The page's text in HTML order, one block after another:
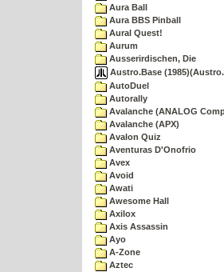
Aura Ball
Aura BBS Pinball
Aural Quest!
Aurum
Ausserirdischen, Die
Austro.Base
AutoDuel
Autorally
Avalanche (ANALOG
Avalanche (APX)
Avalon Quiz
Aventuras D'Onofrio
Avex
Avoid
Awati
Awesome Hall
Axilox
Axis Assassin
Ayo
A-Zone
Aztec